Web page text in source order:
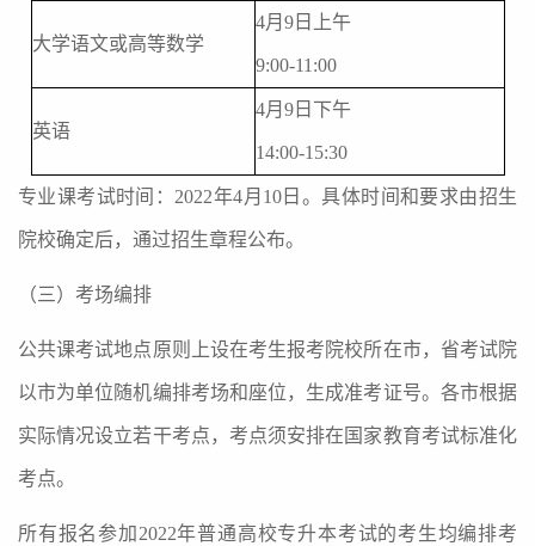
大学语文或高等数学
4月 9日上午
9:00-11:00
英语
4月 9日下午
14:00-15:30
专业课考试时间： 2022年4月 10 日。具体时间和要求由招生
院校确定后，通过招生章程公布。
（三）考场编排
公共课考试地点原则上设在考生报考院校所在市，省考试院
以市为单位随机编排考场和座位，生成准考证号。各市根据
实际情况设立若干考点，考点须安排在国家教育考试标准化
考点。
所有报名参加 2022年普通高校专升本考试的考生均编排考